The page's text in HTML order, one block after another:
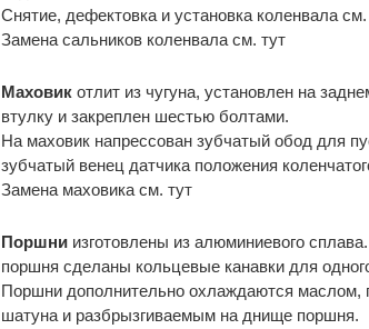
Cнятие, дефектовка и установка коленвала см.
Замена сальников коленвала см. тут
Маховик отлит из чугуна, установлен на
втулку и закреплен шестью болтами.
На маховик напрессован зубчатый обод для
зубчатый венец датчика положения
Замена маховика см. тут
Поршни изготовлены из алюминиевого
поршня сделаны кольцевые канавки для
Поршни дополнительно охлаждаются маслом,
шатуна и разбрызгиваемым на днище поршня.